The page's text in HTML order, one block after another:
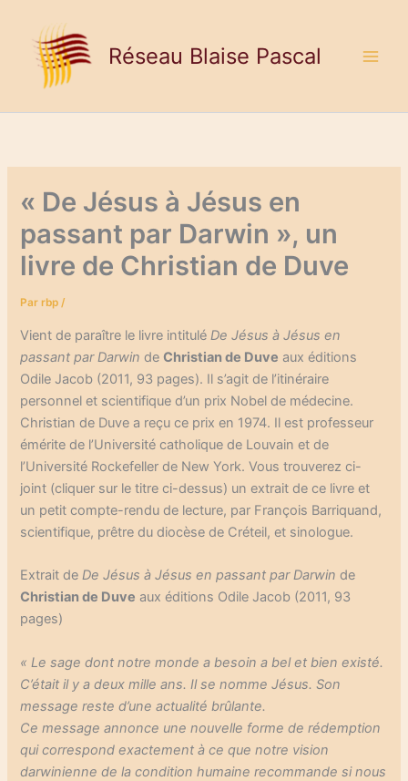
contenu
Réseau Blaise Pascal
« De Jésus à Jésus en
passant par Darwin », un
livre de Christian de Duve
Parrbp/
Vient de paraître le livre intituléDe Jésus à Jésus en
passant par Darwin deChristian de Duve aux éditions
Odile Jacob (2011, 93 pages). Il s’agit de l’itinéraire
personnel et scientifique d’un prix Nobel de médecine.
Christian de Duve a reçu ce prix en 1974. Il est professeur
émérite de l’Université catholique de Louvain et de
l’Université Rockefeller de New York. Vous trouverez ci-
joint (cliquer sur le titre ci-dessus) un extrait de ce livre et
un petit compte-rendu de lecture, par François Barriquand,
scientifique, prêtre du diocèse de Créteil, et sinologue.
Extrait deDe Jésus à Jésus en passant par Darwin de
Christian de Duve aux éditions Odile Jacob (2011, 93
pages)
« Le sage dont notre monde a besoin a bel et bien existé.
C’était il y a deux mille ans. Il se nomme Jésus. Son
message reste d’une actualité brûlante.
Ce message annonce une nouvelle forme de rédemption
qui correspond exactement à ce que notre vision
darwinienne de la condition humaine recommande si nous